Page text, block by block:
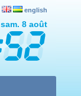
english
sam. 8 août